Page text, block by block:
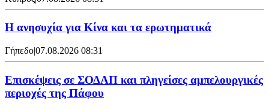
Η ανησυχία για Κίνα και τα ερωτηματικά
Γήπεδο|07.08.2026 08:31
Επισκέψεις σε ΣΟΔΑΠ και πληγείσες αμπελουργικές
περιοχές της Πάφου